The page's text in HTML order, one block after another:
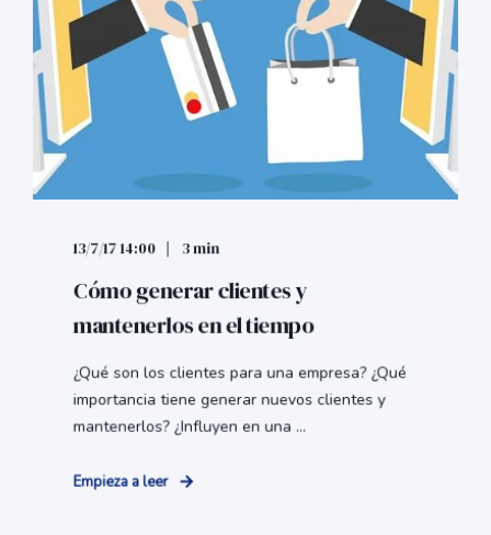
13/7/17 14:00 3 min
Cómo generar clientes y
mantenerlos en el tiempo
¿Qué son los clientes para una empresa? ¿Qué
importancia tiene generar nuevos clientes y
mantenerlos? ¿Influyen en una ...
Empieza a leer